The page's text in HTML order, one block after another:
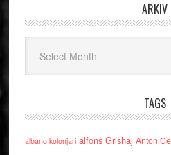
ARKIV
TAGS
albano kolonjari alfons Grishaj Anton